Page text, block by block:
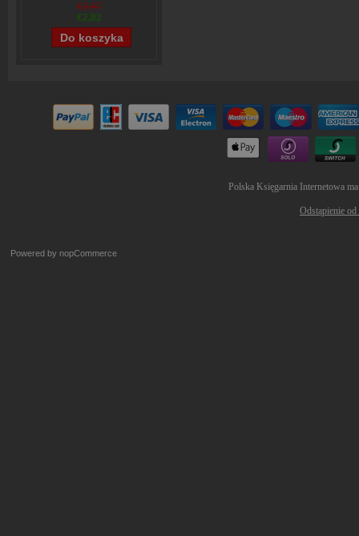
€3,47
€2,82
Polska Księgarnia Internetowa
Odstąpienie
Powered by nopCommerce